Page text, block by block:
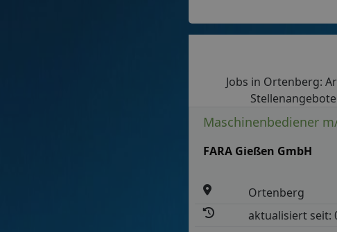
Jobs in Ortenberg:
Maschinenbediener
FARA Gießen GmbH
Ortenberg
aktualisiert seit: